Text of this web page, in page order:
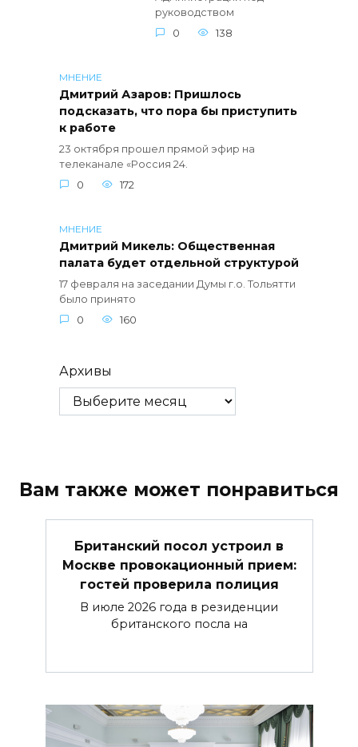
руководством
0
138
МНЕНИЕ
Дмитрий Азаров: Пришлось
подсказать, что пора бы приступить
к работе
23 октября прошел прямой эфир на
телеканале «Россия 24.
0
172
МНЕНИЕ
Дмитрий Микель: Общественная
палата будет отдельной структурой
17 февраля на заседании Думы г.о. Тольятти
было принято
0
160
Архивы
Вам также может понравиться
Британский посол устроил в
Москве провокационный прием:
гостей проверила полиция
В июле 2026 года в резиденции
британского посла на